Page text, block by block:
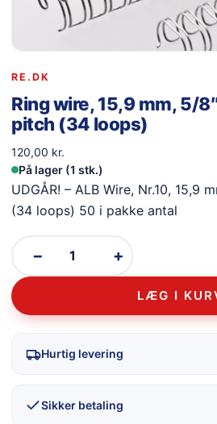
RE.DK
Ring wire, 15,9 mm, 5/
pitch (34 loops)
120,00 kr.
På lager (1 stk.)
UDGÅR! – ALB Wire, Nr.10, 15,9
(34 loops) 50 i pakke antal
− +
LÆG I
Hurtig levering
Sikker betaling